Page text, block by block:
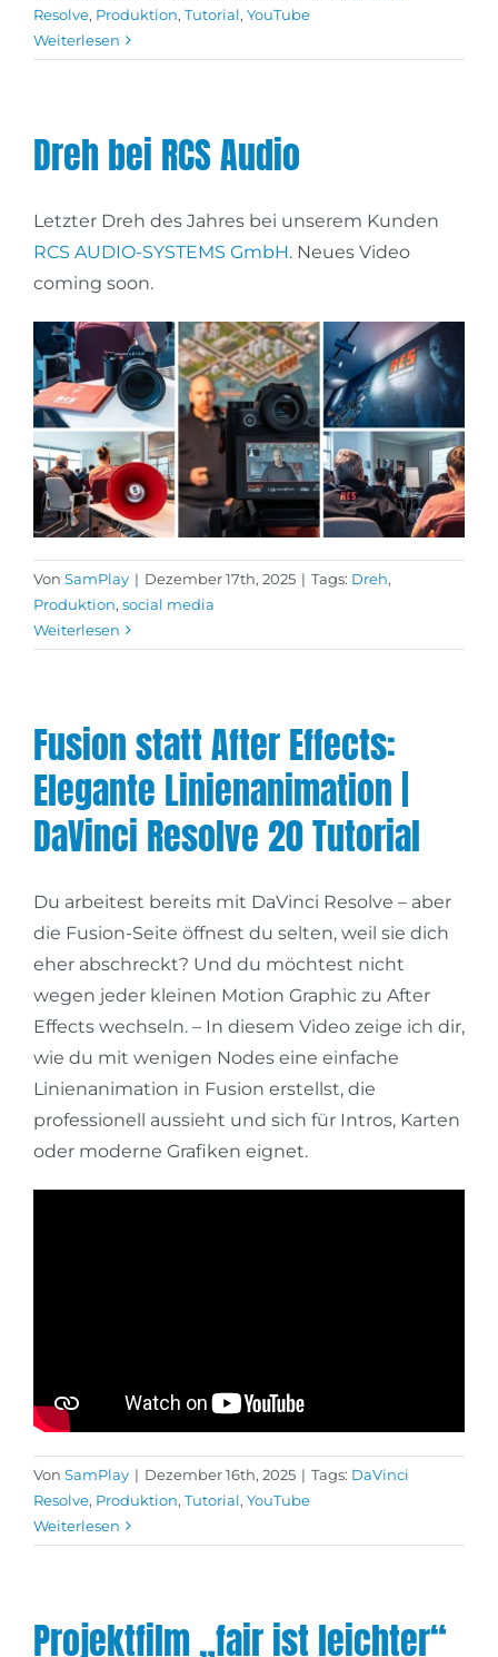
Resolve, Produktion, Tutorial, YouTube
Weiterlesen
Dreh bei RCS Audio
Letzter Dreh des Jahres bei unserem Kunden
RCS AUDIO-SYSTEMS GmbH.Neues Video
coming soon.
Von SamPlay | Dezember 17th, 2025 | Tags: Dreh,
Produktion, social media
Weiterlesen
Fusion statt After Effects:
Elegante Linienanimation |
DaVinci Resolve 20 Tutorial
Du arbeitest bereits mit DaVinci Resolve – aber
die Fusion-Seite öffnest du selten, weil sie dich
eher abschreckt? Und du möchtest nicht
wegen jeder kleinen Motion Graphic zu After
Effects wechseln. – In diesem Video zeige ich dir,
wie du mit wenigen Nodes eine einfache
Linienanimation in Fusion erstellst, die
professionell aussieht und sich für Intros, Karten
oder moderne Grafiken eignet.
Von SamPlay | Dezember 16th, 2025 | Tags: DaVinci
Resolve, Produktion, Tutorial, YouTube
Weiterlesen
Projektfilm „fair ist leichter“